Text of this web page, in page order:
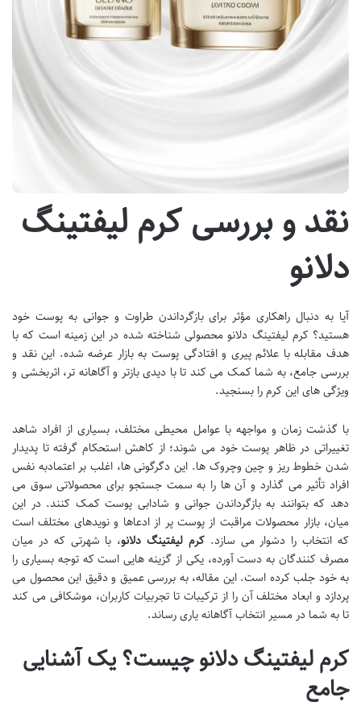
نقد و بررسی کرم لیفتینگ
دلانو
آیا به دنبال راهکاری مؤثر برای بازگرداندن طراوت و جوانی به پوست خود
هستید؟ کرم لیفتینگ دلانو محصولی شناخته شده در این زمینه است که با
هدف مقابله با علائم پیری و افتادگی پوست به بازار عرضه شده. این نقد و
بررسی جامع، به شما کمک می کند تا با دیدی بازتر و آگاهانه تر، اثربخشی و
ویژگی های این کرم را بسنجید.
با گذشت زمان و مواجهه با عوامل محیطی مختلف، بسیاری از افراد شاهد
تغییراتی در ظاهر پوست خود می شوند؛ از کاهش استحکام گرفته تا پدیدار
شدن خطوط ریز و چین وچروک ها. این دگرگونی ها، اغلب بر اعتمادبه نفس
افراد تأثیر می گذارد و آن ها را به سمت جستجو برای محصولاتی سوق می
دهد که بتوانند به بازگرداندن جوانی و شادابی پوست کمک کنند. در این
میان، بازار محصولات مراقبت از پوست پر از ادعاها و نویدهای مختلف است
که انتخاب را دشوار می سازد.کرم لیفتینگ دلانو، با شهرتی که در میان
مصرف کنندگان به دست آورده، یکی از گزینه هایی است که توجه بسیاری را
به خود جلب کرده است. این مقاله، به بررسی عمیق و دقیق این محصول می
پردازد و ابعاد مختلف آن را از ترکیبات تا تجربیات کاربران، موشکافی می کند
تا به شما در مسیر انتخاب آگاهانه یاری رساند.
کرم لیفتینگ دلانو چیست؟ یک آشنایی
جامع